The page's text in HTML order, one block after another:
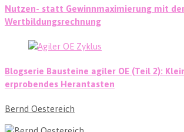
Nutzen- statt Gewinnmaximierung mit
Wertbildungsrechnung
Blogserie Bausteine agiler OE (Teil 2):
erprobendes Herantasten
Bernd Oestereich